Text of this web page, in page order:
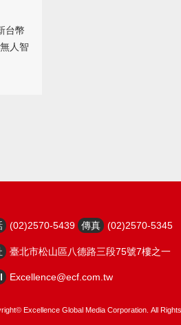
台幣
人智
(02)2570-5439 傳真 (02)2570-5345
臺北市松山區八德路三段75號7樓之一
Excellence@ecf.com.tw
Excellence Global Media Corporation. All